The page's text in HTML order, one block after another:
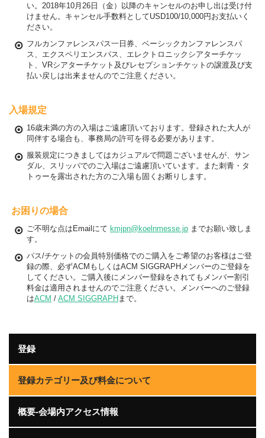
い。2018年10月26日（金）以降のキャンセルのお申し出は受け付
けません。キャンセル手数料としてUSD100/10,000円お支払いく
ださい。
フルカンファレンスパス一日券、ベーシックカンファレンスパ
ス、エクスペリエンスパス、エレクトロニックシアターチケッ
ト、VRシアターチケット及びレセプションチケットの譲渡及び支
払い戻しは出来ませんのでご注意ください。
入場規定
16歳未満の方の入場はご遠慮頂いております。登録された大人が
同伴する場合も、事務局の許可を得る必要があります。
服装規定につきましてはカジュアルで問題ございませんが、サン
ダル、スリッパでのご入場はご遠慮頂いています。また刺青・タ
トゥーを露出された方のご入場も固くお断りします。
お困りの場合
ご不明な点はEmailにて kmjpn@koelnmesse.jp までお願い致しま
す。
パス/チケットの会員特別価格でのご購入をご希望のお客様はご登
録の際、必ずACMもしくはACM SIGGRAPHメンバーのご登録を
してください。ご購入後にメンバー登録をされてもメンバー割引
料金は適用されませんのでご注意ください。メンバーへのご登録
はACM / ACM SIGGRAPH まで。
登録
登録カテゴリー及び料金について
概要-会場内アクセス情報